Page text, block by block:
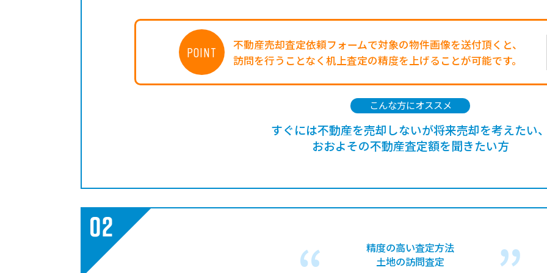
POINT
不動産売却査定依頼フォームで対象の物件画像を送付頂くと、
訪問を行うことなく机上査定の精度を上げることが可能です。
こんな方にオススメ
すぐには不動産を売却しないが将来売却を考えたい
おおよその不動産査定額を聞きたい方
精度の高い査定方法
土地の訪問査定